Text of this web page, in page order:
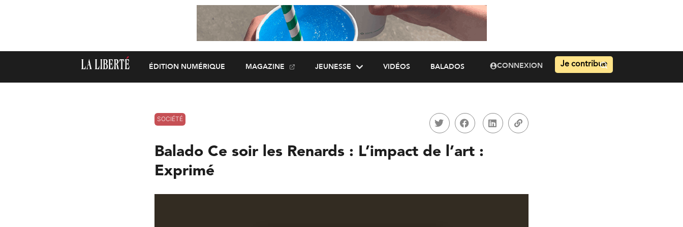
ÉDITION NUMÉRIQUE MAGAZINE JEUNESSE VIDÉOS BALADOS CONNEXION Je contribue
SOCIÉTÉ
Balado Ce soir les Renards : L’impact de l’art :
Exprimé